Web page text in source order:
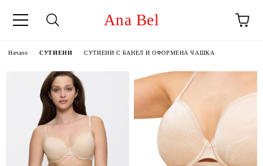
Ana Bel
Начало СУТИЕНИ СУТИЕНИ С БАНЕЛ И ОФОРМЕНА ЧАШКА